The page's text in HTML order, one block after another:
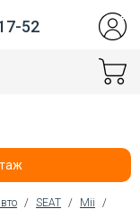
52
/ SEAT / Mii
/